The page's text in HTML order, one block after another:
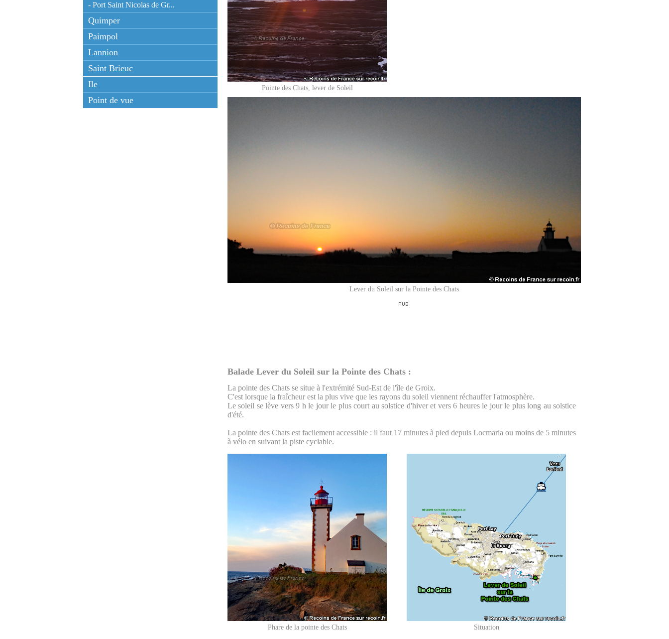
- Port Saint Nicolas de Gr...
Quimper
Paimpol
Lannion
Saint Brieuc
Ile
Point de vue
Pointe des Chats, lever de Soleil
Lever du Soleil sur la Pointe des Chats
Balade Lever du Soleil sur la Pointe des Chats :
La pointe des Chats se situe à l'extrémité Sud-Est de l'île de Groix.
C'est lorsque la fraîcheur est la plus vive que les rayons du soleil viennent réchauffer l'atmosphère.
Le soleil se lève vers 9 h le jour le plus court au solstice d'hiver et vers 6 heures le jour le plus long au solstice
d'été.
La pointe des Chats est facilement accessible : il faut 17 minutes à pied depuis Locmaria ou moins de 5 minutes
à vélo en suivant la piste cyclable.
Phare de la pointe des Chats Situation